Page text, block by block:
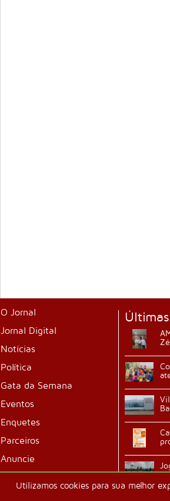
Utilizamos cookies para sua melhor
O Jornal
Jornal Digital
Notícias
Política
Gata da Semana
Eventos
Enquetes
Parceiros
Anuncie